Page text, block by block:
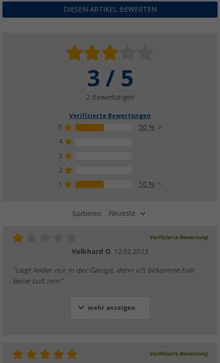
DIESEN ARTIKEL BEWERTEN
3 / 5
2 Bewertungen
Verifizierte Bewertungen
5
50 %
4
3
2
1
50 %
Sortieren: Neueste
Verifizierte Bewertung
Volkhard O. 12.02.2023
"Liegt leider nur in der Garage, denn ich bekomme hier
keine Luft rein"
mehr anzeigen
Verifizierte Bewertung